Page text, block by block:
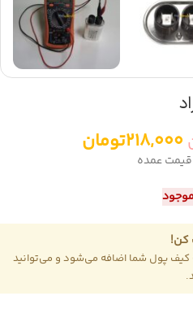
218,000تومان
عمده
کن!
کیف پول شما اضافه می‌شود و می‌توانید